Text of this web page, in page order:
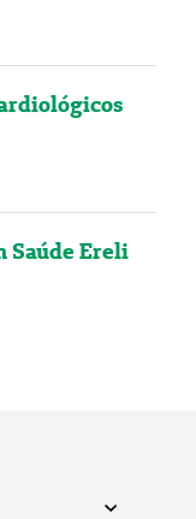
Saúde Ereli